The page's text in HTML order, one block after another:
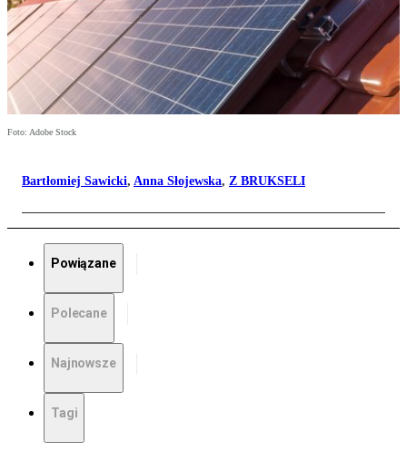
Foto: Adobe Stock
Bartłomiej Sawicki, Anna Słojewska, Z BRUKSELI
Powiązane
Polecane
Najnowsze
Tagi